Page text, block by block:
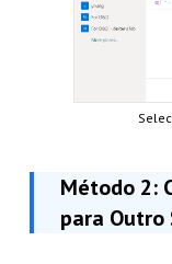
Método 2:
para Outro